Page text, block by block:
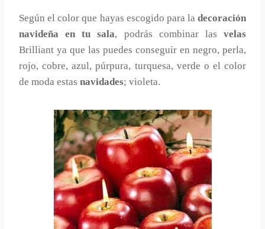
Según el color que hayas escogido para la decoración
navideña en tu sala, podrás combinar lasvelas
Brilliant ya que las puedes conseguir en negro, perla,
rojo, cobre, azul, púrpura, turquesa, verde o el color
de moda estas navidades; violeta.